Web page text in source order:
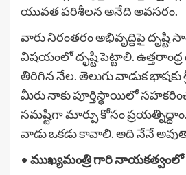
యువత పరిశీలన అనేది అవసరం.
వారు నిరంతరం అభివృద్ధిపై దృష్టి
విషయంలో దృష్టి పెట్టాలి. ఉత్తరాంధ్ర
తిరిగిన నేల. తెలుగు వాడుక భాషకు
మీరు నాకు పూర్తిస్థాయిలో
సమష్టిగా మార్పు కోసం
వాడు ఒకడు కావాలి. అది నేనే
• ముఖ్యమంత్రి గారి నాయకత్వంలో